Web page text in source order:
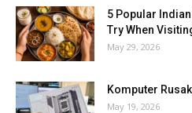
5 Popular
Try When
May 29, 2026
Komputer
May 19, 2026